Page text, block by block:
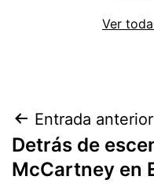
Ver
Navegación
de
Entrada anterior
Detrás de
McCartney en